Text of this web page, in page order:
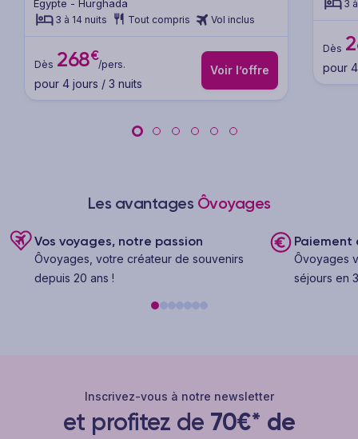
Egypte - Hurghada
3 à 14 nuits Tout compris Vol inclus
Dès 268€
/pers.
pour 4 jours / 3 nuits
Voir l’offre
3
Dès
pour
Les avantages Ôvoyages
Vos voyages, notre passion
Ôvoyages, votre créateur de souvenirs
depuis 20 ans !
Paiement
Ôvoyages
séjours en
Inscrivez-vous à notre newsletter
et profitez de 70€* de